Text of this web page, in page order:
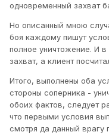
одновременный захват
Но описанный мною
боя каждому пишут
полное уничтожение. И
захват, а клиент
Итого, выполнены оба
стороны соперника -
обоих фактов, следует
что первыми условия
смотря да данный